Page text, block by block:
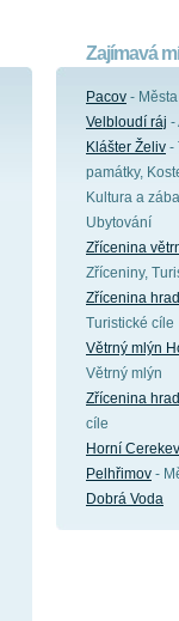
Zajímavá
Pacov - Města
Velbloudí ráj -
Klášter Želiv -
památky,
Kultura a
Ubytování
Zřícenina
Zříceniny,
Zřícenina
Turistické cíle
Větrný mlýn
Větrný mlýn
Zřícenina
cíle
Horní Cerekev
Pelhřimov -
Dobrá Voda